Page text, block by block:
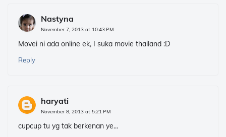
Nastyna
November 7, 2013 at 10:43 PM
Movei ni ada online ek, I suka movie thailand :D
Reply
haryati
November 8, 2013 at 5:21 PM
cupcup tu yg tak berkenan ye...